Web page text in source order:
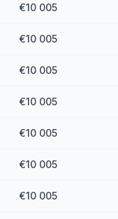
€10 005
€10 005
€10 005
€10 005
€10 005
€10 005
€10 005